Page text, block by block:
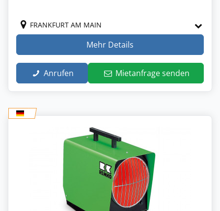
FRANKFURT AM MAIN
Mehr Details
Anrufen Mietanfrage senden